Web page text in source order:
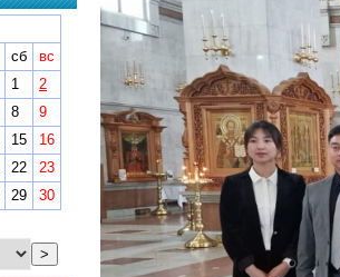
сб
вс
1
2
8
9
15
16
22
23
29
30
>